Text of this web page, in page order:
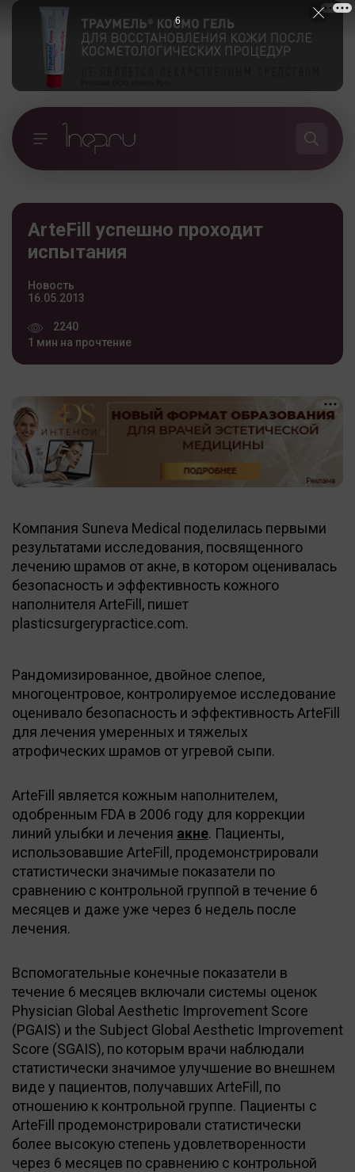
ArteFill успешно проходит
испытания
Новость
16.05.2013
2240
1 мин на прочтение
Компания Suneva Medical поделилась первыми
результатами исследования, посвященного
лечению шрамов от акне, в котором оценивалась
безопасность и эффективность кожного
наполнителя ArteFill, пишет
plasticsurgerypractice.com.
Рандомизированное, двойное слепое,
многоцентровое, контролируемое исследование
оценивало безопасность и эффективность ArteFill
для лечения умеренных и тяжелых
атрофических шрамов от угревой сыпи.
ArteFill является кожным наполнителем,
одобренным FDA в 2006 году для коррекции
линий улыбки и лечения акне. Пациенты,
использовавшие ArteFill, продемонстрировали
статистически значимые показатели по
сравнению с контрольной группой в течение 6
месяцев и даже уже через 6 недель после
лечения.
Вспомогательные конечные показатели в
течение 6 месяцев включали системы оценок
Physician Global Aesthetic Improvement Score
(PGAIS) и the Subject Global Aesthetic Improvement
Score (SGAIS), по которым врачи наблюдали
статистически значимое улучшение во внешнем
виде у пациентов, получавших ArteFill, по
отношению к контрольной группе. Пациенты с
ArteFill продемонстрировали статистически
более высокую степень удовлетворенности
через 6 месяцев по сравнению с контрольной
5